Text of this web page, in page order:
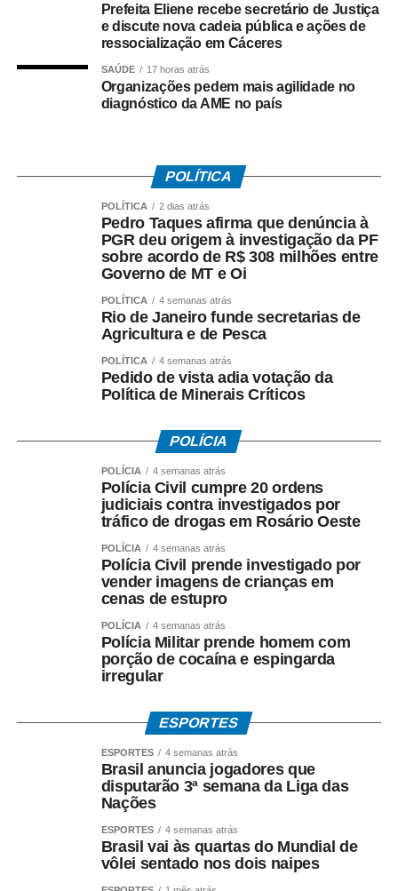
negociação envolvendo créditos tributários.
O ex-governador também disse que sua equipe
identificou movimentações financeiras consideradas
suspeitas envolvendo fundos de investimento ligados aos
valores pagos no acordo. As informações foram reunidas
pela Polícia Federal.
*O que disse Pedro Taques*
Durante a coletiva, Taques fez duras críticas ao acordo
firmado pelo Governo do Estado e afirmou que:
– *A investigação da PF teve origem* na representação
criminal apresentada por seu escritório;
– *O acordo com a Oi foi ilegal*, em sua avaliação;
– *Houve falhas nos critérios* utilizados para definir os
valores envolvidos;
– *O fluxo dos recursos públicos precisa ser esclarecido*
O ex-governador destacou ainda que as medidas
cautelares da Operação Heritage foram autorizadas pelo
Supremo Tribunal Federal após manifestação da
Procuradoria-Geral da República.
*O que investiga a Polícia Federal*
A Operação Heritage apura se houve irregularidades na
negociação envolvendo recursos públicos destinados ao
Entre os crimes investigados estão: *organização
criminosa, peculato, lavagem de dinheiro, crimes contra o
Até o momento, a investigação segue em andamento e
não há condenação de qualquer investigado.
*O que diz Mauro Mendes*
*Mauro Mendes nega todas as acusações.*
Em manifestações públicas, o ex-governador afirma que
Prefeita Eliene recebe secretário de Justiça
e discute nova cadeia pública e ações de
ressocialização em Cáceres
SAÚDE 17 horas atrás
Organizações pedem mais agilidade no
diagnóstico da AME no país
POLÍTICA
POLÍTICA 2 dias atrás
Pedro Taques afirma que denúncia à
PGR deu origem à investigação da PF
sobre acordo de R$ 308 milhões entre
Governo de MT e Oi
POLÍTICA 4 semanas atrás
Rio de Janeiro funde secretarias de
Agricultura e de Pesca
POLÍTICA 4 semanas atrás
Pedido de vista adia votação da
Política de Minerais Críticos
POLÍCIA
POLÍCIA 4 semanas atrás
Polícia Civil cumpre 20 ordens
judiciais contra investigados por
tráfico de drogas em Rosário Oeste
POLÍCIA 4 semanas atrás
Polícia Civil prende investigado por
vender imagens de crianças em
cenas de estupro
POLÍCIA 4 semanas atrás
Polícia Militar prende homem com
porção de cocaína e espingarda
irregular
ESPORTES
ESPORTES 4 semanas atrás
Brasil anuncia jogadores que
disputarão 3ª semana da Liga das
Nações
ESPORTES 4 semanas atrás
Brasil vai às quartas do Mundial de
vôlei sentado nos dois naipes